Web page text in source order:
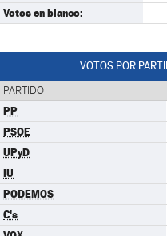
Votos en blanco:
VOTOS POR
PARTIDO
PP
PSOE
UPyD
IU
PODEMOS
C's